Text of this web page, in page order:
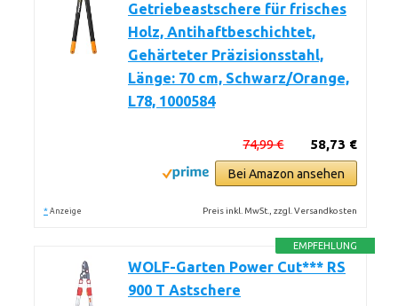
Getriebeastschere für frisches
Holz, Antihaftbeschichtet,
Gehärteter Präzisionsstahl,
Länge: 70 cm, Schwarz/Orange,
L78, 1000584
58,73 €
74,99 €
Bei Amazon ansehen
* Anzeige Preis inkl. MwSt., zzgl. Versandkosten
EMPFEHLUNG
WOLF-Garten Power Cut*** RS
900 T Astschere